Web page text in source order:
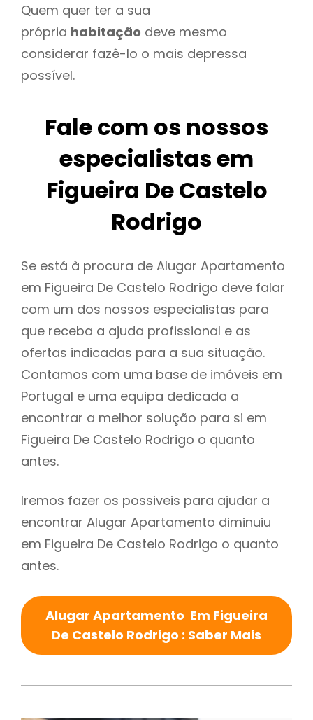
Quem quer ter a sua
própria habitação deve mesmo
considerar fazê-lo o mais depressa
possível.
Fale com os nossos
especialistas em
Figueira De Castelo
Rodrigo
Se está à procura de Alugar Apartamento
em Figueira De Castelo Rodrigo deve falar
com um dos nossos especialistas para
que receba a ajuda profissional e as
ofertas indicadas para a sua situação.
Contamos com uma base de imóveis em
Portugal e uma equipa dedicada a
encontrar a melhor solução para si em
Figueira De Castelo Rodrigo o quanto
antes.
Iremos fazer os possiveis para ajudar a
encontrar Alugar Apartamento diminuiu
em Figueira De Castelo Rodrigo o quanto
antes.
Alugar Apartamento Em Figueira
De Castelo Rodrigo : Saber Mais